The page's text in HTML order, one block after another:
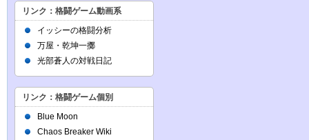
リンク：格闘ゲーム動画系
イッシーの格闘分析
万屋・乾坤一擲
光部蒼人の対戦日記
リンク：格闘ゲーム個別
Blue Moon
Chaos Breaker Wiki